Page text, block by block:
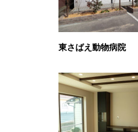
東さばえ動物病院